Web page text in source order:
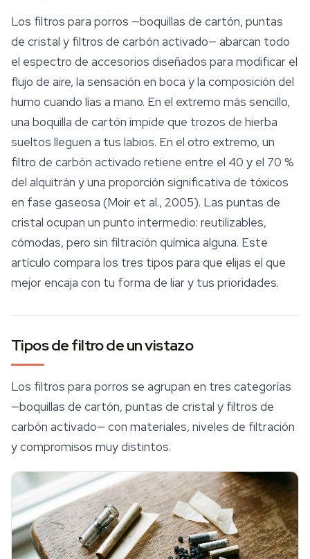
Los filtros para porros —boquillas de cartón, puntas
de cristal y filtros de carbón activado— abarcan todo
el espectro de accesorios diseñados para modificar el
flujo de aire, la sensación en boca y la composición del
humo cuando lías a mano. En el extremo más sencillo,
una boquilla de cartón impide que trozos de hierba
sueltos lleguen a tus labios. En el otro extremo, un
filtro de carbón activado retiene entre el 40 y el 70 %
del alquitrán y una proporción significativa de tóxicos
en fase gaseosa (Moir et al., 2005). Las puntas de
cristal ocupan un punto intermedio: reutilizables,
cómodas, pero sin filtración química alguna. Este
artículo compara los tres tipos para que elijas el que
mejor encaja con tu forma de liary tus prioridades.
Tipos de filtro de un vistazo
Los filtros para porros se agrupan en tres categorías
—boquillas de cartón, puntas de cristal y filtros de
carbón activado— con materiales, niveles de filtración
y compromisos muy distintos.